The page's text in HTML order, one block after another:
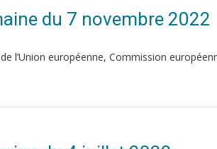
du 7 novembre 2022
l’Union européenne, Commission